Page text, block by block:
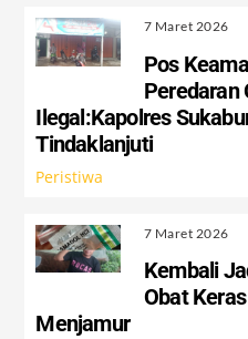
7 Maret 2026
Pos
Peredaran
Ilegal:Kapolres
Tindaklanjuti
Peristiwa
7 Maret 2026
Kembali
Obat
Menjamur